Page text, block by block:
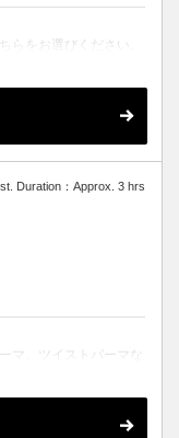
らをお選びください。
Duration：Approx. 3 hrs
マ、ツイストパーマな
さい。
後する場合がございま
。